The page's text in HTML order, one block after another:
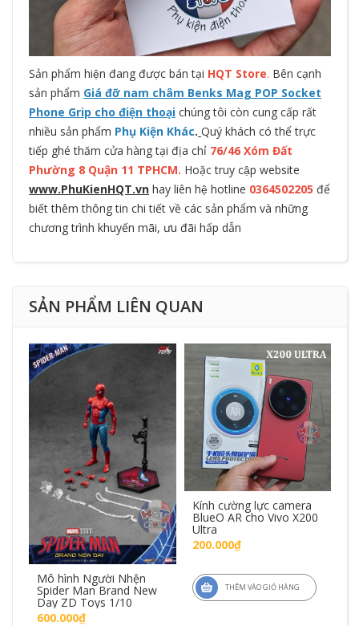
Sản phẩm hiện đang được bán tại HQT Store. Bên cạnh
sản phẩm Giá đỡ nam châm Benks Mag POP Socket
Phone Grip cho điện thoại chúng tôi còn cung cấp rất
nhiều sản phẩm Phụ Kiện Khác. Quý khách có thể trực
tiếp ghé thăm cửa hàng tại địa chỉ 76/46 Xóm Đất
Phường 8 Quận 11 TPHCM. Hoặc truy cập website
www.PhuKienHQT.vn hay liên hệ hotline 0364502205 để
biết thêm thông tin chi tiết về các sản phẩm và những
chương trình khuyến mãi, ưu đãi hấp dẫn
SẢN PHẨM LIÊN QUAN
Mô hình Người Nhện
Spider Man Brand New
Day ZD Toys 1/10
600.000₫
Kính cường lực camera
BlueO AR cho Vivo X200
Ultra
200.000₫
THÊM VÀO GIỎ HÀNG